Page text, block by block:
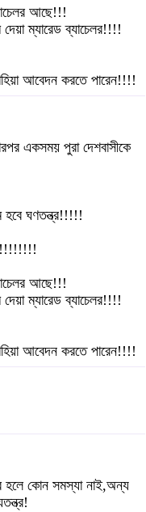
আছে!!!
ম্যারেড ব্যাচেলর!!!!
আবেদন করতে পারেন!!!!
একসময় পুরা দেশবাসীকে
হবে ঘণতন্ত্র!!!!!
আছে!!!
ম্যারেড ব্যাচেলর!!!!
আবেদন করতে পারেন!!!!
হলে কোন সমস্যা নাই,অন্য